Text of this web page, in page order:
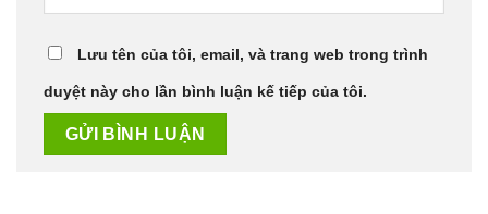
Lưu tên của tôi, email, và trang web trong trình
duyệt này cho lần bình luận kế tiếp của tôi.